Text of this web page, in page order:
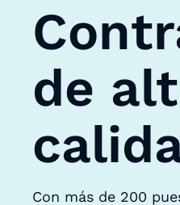
de
Con más de 200